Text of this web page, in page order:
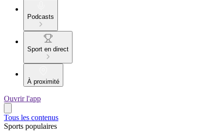
Podcasts
Sport en direct
À proximité
Ouvrir l'app
Tous les contenus
Sports populaires